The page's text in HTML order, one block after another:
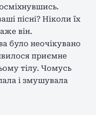
пісні? Ніколи їх
він.
було неочікувано
приємне
тілу. Чомусь
і змушувала